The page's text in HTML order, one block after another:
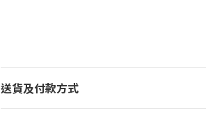
送貨及付款方式